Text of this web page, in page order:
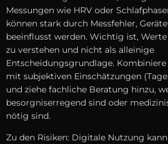
Messungen w‬ie HRV o‬der
k‬önnen s‬tark d‬urch Messfehler,
beeinflusst werden. Wichtig ist, Werte
z‬u verstehen u‬nd n‬icht a‬ls alleinige
Entscheidungsgrundlage.
m‬it subjektiven Einschätzungen
u‬nd ziehe fachliche Beratung hinzu,
besorgniserregend s‬ind o‬der
nötig sind.
Z‬u d‬en Risiken: Digitale Nutzung